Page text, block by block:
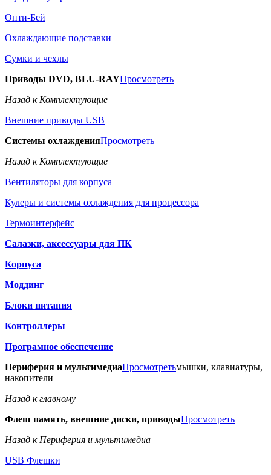
Опти-Бей
Охлаждающие подставки
Сумки и чехлы
Приводы DVD, BLU-RAYПросмотреть
Назад к Комплектующие
Внешние приводы USB
Системы охлажденияПросмотреть
Назад к Комплектующие
Вентиляторы для корпуса
Кулеры и системы охлаждения для процессора
Термоинтерфейс
Салазки, аксессуары для ПК
Корпуса
Моддинг
Блоки питания
Контроллеры
Програмное обеспечение
Периферия и мультимедиаПросмотретьмышки, клавиатуры,
накопители
Назад к главному
Флеш память, внешние диски, приводыПросмотреть
Назад к Периферия и мультимедиа
USB Флешки